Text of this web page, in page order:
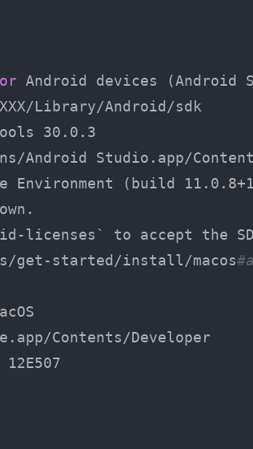
Android devices (Android
Library/Android/sdk
30.0.3
Android Studio.app/
Environment (build
licenses` to accept the
get-started/install/macos
Contents/Developer
12E507